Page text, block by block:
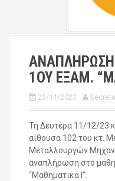
1ΟΥ ΕΞΑΜ.
23/11/2023
Τη Δευτέρα 11/12/23
αίθουσα 102 του κτ.
Μεταλλουργών
αναπλήρωση στο
“Μαθηματικά Ι”.